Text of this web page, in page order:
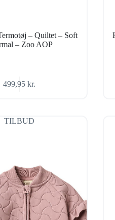
– Quiltet – Soft
– Zoo AOP
499,95kr.
TILBUD